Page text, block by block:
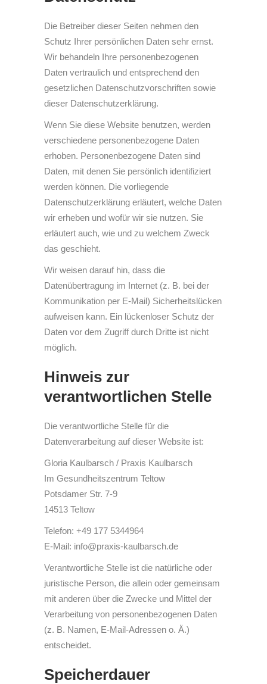
Die Betreiber dieser Seiten nehmen den
Schutz Ihrer persönlichen Daten sehr ernst.
Wir behandeln Ihre personenbezogenen
Daten vertraulich und entsprechend den
gesetzlichen Datenschutzvorschriften sowie
dieser Datenschutzerklärung.
Wenn Sie diese Website benutzen, werden
verschiedene personenbezogene Daten
erhoben. Personenbezogene Daten sind
Daten, mit denen Sie persönlich identifiziert
werden können. Die vorliegende
Datenschutzerklärung erläutert, welche Daten
wir erheben und wofür wir sie nutzen. Sie
erläutert auch, wie und zu welchem Zweck
das geschieht.
Wir weisen darauf hin, dass die
Datenübertragung im Internet (z. B. bei der
Kommunikation per E-Mail) Sicherheitslücken
aufweisen kann. Ein lückenloser Schutz der
Daten vor dem Zugriff durch Dritte ist nicht
möglich.
Hinweis zur
verantwortlichen Stelle
Die verantwortliche Stelle für die
Datenverarbeitung auf dieser Website ist:
Gloria Kaulbarsch / Praxis Kaulbarsch
Im Gesundheitszentrum Teltow
Potsdamer Str. 7-9
14513 Teltow
Telefon: +49 177 5344964
E-Mail: info@praxis-kaulbarsch.de
Verantwortliche Stelle ist die natürliche oder
juristische Person, die allein oder gemeinsam
mit anderen über die Zwecke und Mittel der
Verarbeitung von personenbezogenen Daten
(z. B. Namen, E-Mail-Adressen o. Ä.)
entscheidet.
Speicherdauer